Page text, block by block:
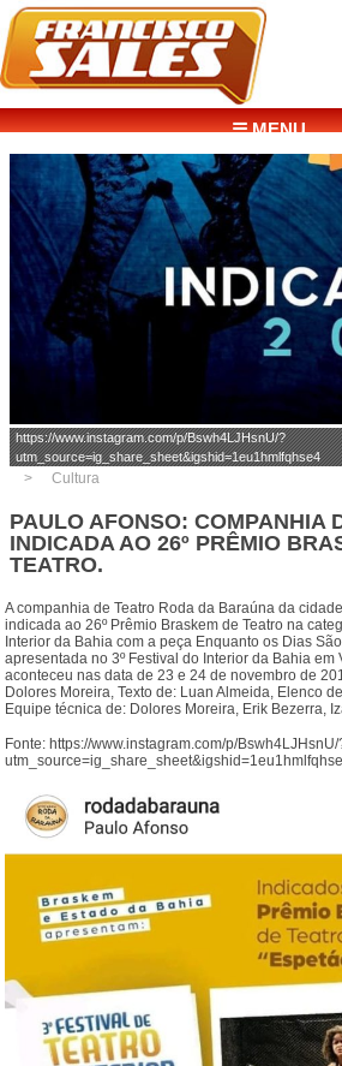
☰ MENU
https://www.instagram.com/p/Bswh4LJHsnU/?
utm_source=ig_share_sheet&igshid=1eu1hmlfqhse4
Cultura
PAULO AFONSO: COMPANHIA
INDICADA AO 26º PRÊMIO
TEATRO.
A companhia de Teatro Roda da Baraúna da
indicada ao 26º Prêmio Braskem de Teatro na
Interior da Bahia com a peça Enquanto os Dias
apresentada no 3º Festival do Interior da Bahia
aconteceu nas data de 23 e 24 de novembro de
Dolores Moreira, Texto de: Luan Almeida, Elenco
Equipe técnica de: Dolores Moreira, Erik Bezerra,
Fonte: https://www.instagram.com/p/Bswh4LJHsnU/